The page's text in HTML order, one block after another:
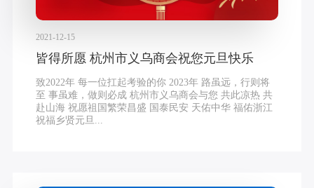
2021-12-15
皆得所愿 杭州市义乌商会祝您元旦快乐
致2022年 每一位扛起考验的你 2023年 路虽远，行则将
至 事虽难，做则必成 杭州市义乌商会与您 共此凉热 共
赴山海 祝愿祖国繁荣昌盛 国泰民安 天佑中华 福佑浙江
祝福乡贤元旦...